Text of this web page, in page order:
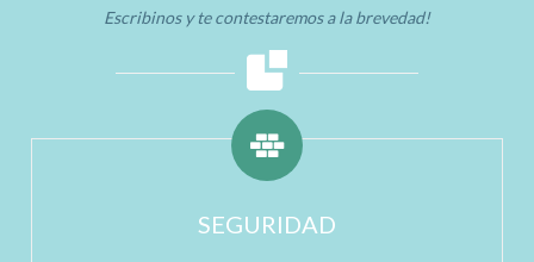
Escribinos y te contestaremos a la brevedad!
SEGURIDAD